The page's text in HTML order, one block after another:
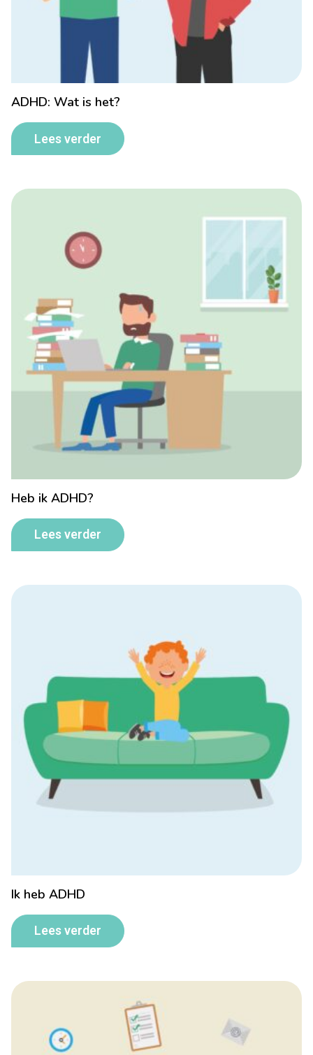
ADHD: Wat is het?
Lees verder
Heb ik ADHD?
Lees verder
Ik heb ADHD
Lees verder